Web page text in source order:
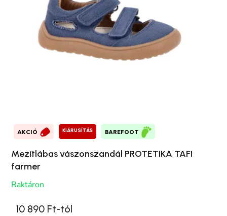
AKCIÓ KIÁRUSÍTÁS BAREFOOT
Mezítlábas vászonszandál PROTETIKA TAFI
farmer
Raktáron
10 890 Ft-tól